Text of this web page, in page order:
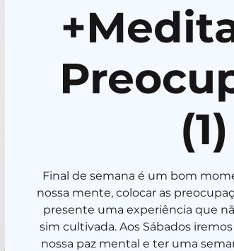
(1)
Final de semana é um bom
nossa mente, colocar as
presente uma experiência que
sim cultivada. Aos Sábados
nossa paz mental e ter uma